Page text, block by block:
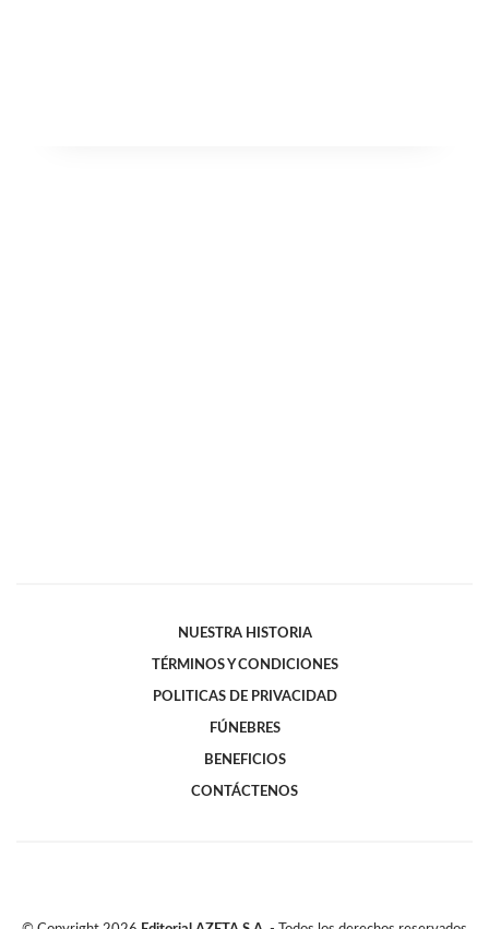
NUESTRA HISTORIA
TÉRMINOS Y CONDICIONES
POLITICAS DE PRIVACIDAD
FÚNEBRES
BENEFICIOS
CONTÁCTENOS